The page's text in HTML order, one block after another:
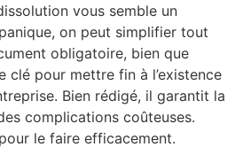
vous semble un
on peut simplifier tout
obligatoire, bien que
clé pour mettre fin à l’existence
Bien rédigé, il garantit la
complications coûteuses.
le faire efficacement.